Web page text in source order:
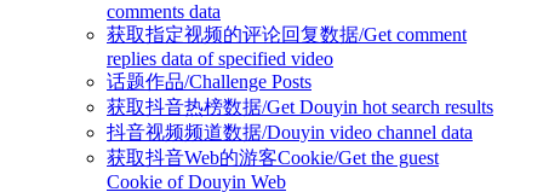
comments data
获取指定视频的评论回复数据/Get comment
replies data of specified video
话题作品/Challenge Posts
获取抖音热榜数据/Get Douyin hot search results
抖音视频频道数据/Douyin video channel data
获取抖音Web的游客Cookie/Get the guest
Cookie of Douyin Web